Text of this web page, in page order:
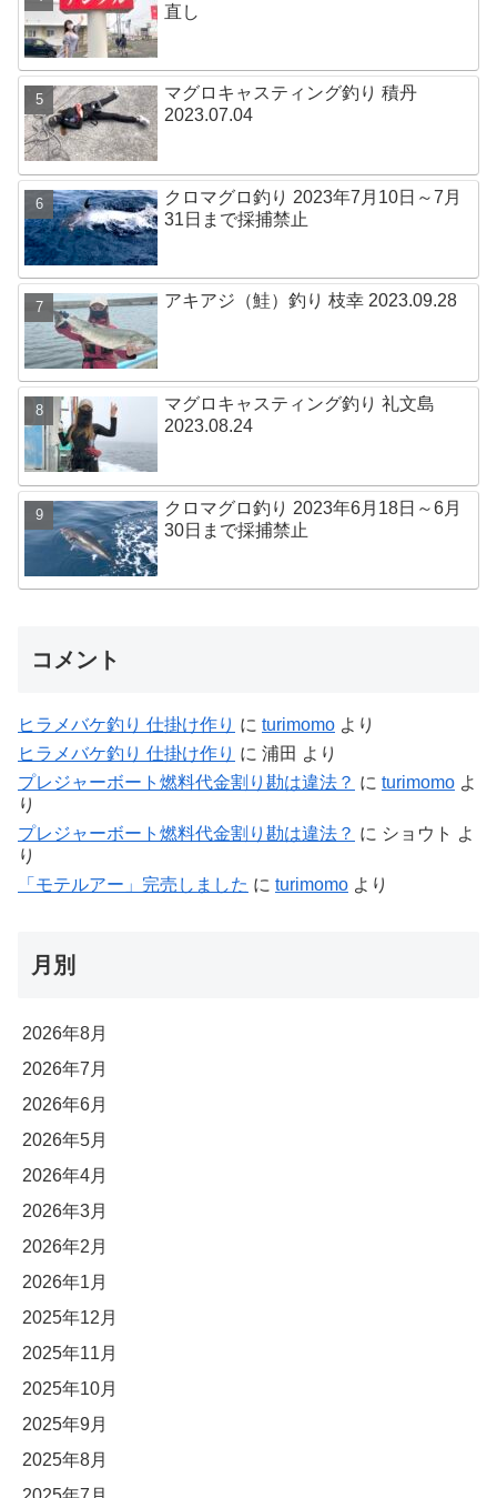
直し
マグロキャスティング釣り 積丹
2023.07.04
クロマグロ釣り 2023年7月10日～7月
31日まで採捕禁止
アキアジ（鮭）釣り 枝幸 2023.09.28
マグロキャスティング釣り 礼文島
2023.08.24
クロマグロ釣り 2023年6月18日～6月
30日まで採捕禁止
コメント
ヒラメバケ釣り 仕掛け作り に turimomo より
ヒラメバケ釣り 仕掛け作り に 浦田 より
プレジャーボート燃料代金割り勘は違法？ に turimomo よ
り
プレジャーボート燃料代金割り勘は違法？ に ショウト よ
り
「モテルアー」完売しました に turimomo より
月別
2026年8月
2026年7月
2026年6月
2026年5月
2026年4月
2026年3月
2026年2月
2026年1月
2025年12月
2025年11月
2025年10月
2025年9月
2025年8月